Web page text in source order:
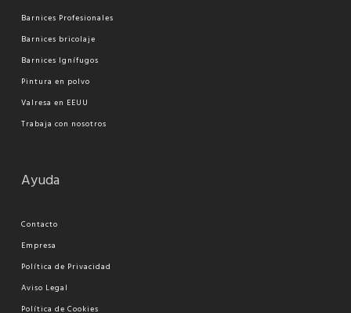
Barnices Profesionales
Barnices bricolaje
Barnices Ignífugos
Pintura en polvo
Valresa en EEUU
Trabaja con nosotros
Ayuda
Contacto
Empresa
Política de Privacidad
Aviso Legal
Política de Cookies